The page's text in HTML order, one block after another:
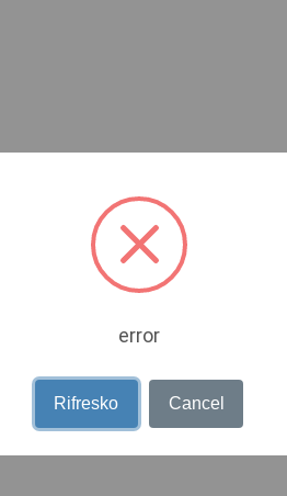
error
Rifresko Cancel